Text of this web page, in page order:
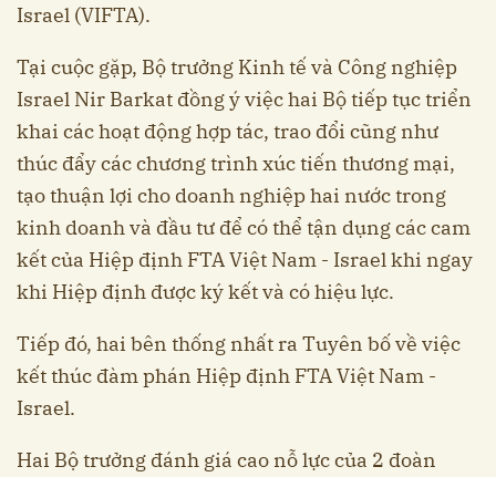
Israel (VIFTA).
Tại cuộc gặp, Bộ trưởng Kinh tế và Công nghiệp
Israel Nir Barkat đồng ý việc hai Bộ tiếp tục triển
khai các hoạt động hợp tác, trao đổi cũng như
thúc đẩy các chương trình xúc tiến thương mại,
tạo thuận lợi cho doanh nghiệp hai nước trong
kinh doanh và đầu tư để có thể tận dụng các cam
kết của Hiệp định FTA Việt Nam - Israel khi ngay
khi Hiệp định được ký kết và có hiệu lực.
Tiếp đó, hai bên thống nhất ra Tuyên bố về việc
kết thúc đàm phán Hiệp định FTA Việt Nam -
Israel.
Hai Bộ trưởng đánh giá cao nỗ lực của 2 đoàn